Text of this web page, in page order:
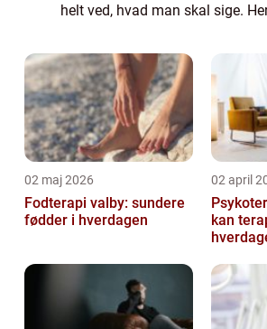
helt ved, hvad man skal sige.
o...
02 maj 2026
Fodterapi valby: sundere
fødder i hverdagen
02 april
kan